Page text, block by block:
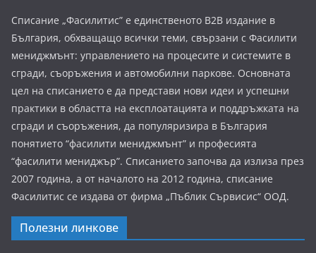
Списание „Фасилитис” е единственото B2B издание в
България, обхващащо всички теми, свързани с Фасилити
мениджмънт: управлението на процесите и системите в
сгради, съоръжения и автомобилни паркове. Основната
цел на списанието е да представи нови идеи и успешни
практики в областта на експлоатацията и поддръжката на
сгради и съоръжения, да популяризира в България
понятието “фасилити мениджмънт” и професията
“фасилити мениджър”. Списанието започва да излиза през
2007 година, а от началото на 2012 година, списание
Фасилитис се издава от фирма „Пъблик Сървисис“ ООД.
Полезни линкове